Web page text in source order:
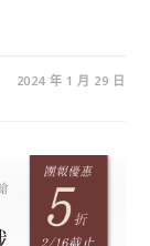
2024 年 1 月 29 日